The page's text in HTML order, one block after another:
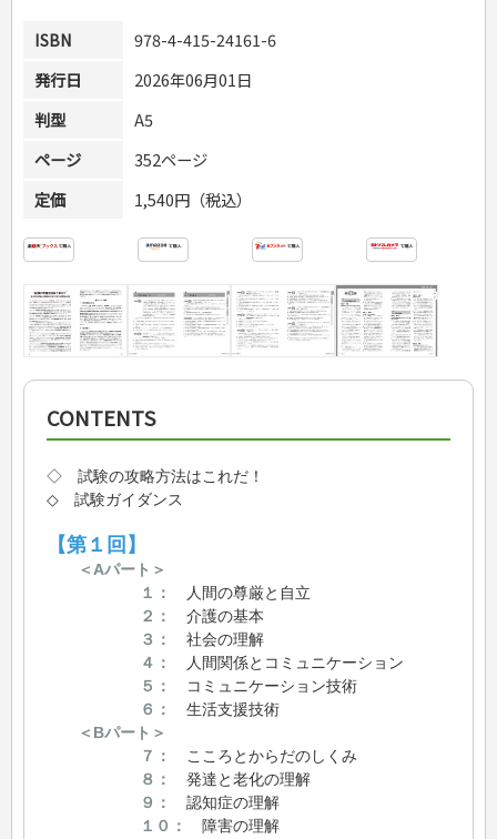
ISBN
978-4-415-24161-6
発行日
2026年06月01日
判型
A5
ページ
352ページ
定価
1,540円（税込）
CONTENTS
◇ 試験の攻略方法はこれだ！
◇ 試験ガイダンス
【第１回】
＜Aパート＞
１：
人間の尊厳と自立
２：
介護の基本
３：
社会の理解
４：
人間関係とコミュニケーション
５：
コミュニケーション技術
６：
生活支援技術
＜Bパート＞
７：
こころとからだのしくみ
８：
発達と老化の理解
９：
認知症の理解
１０：
障害の理解